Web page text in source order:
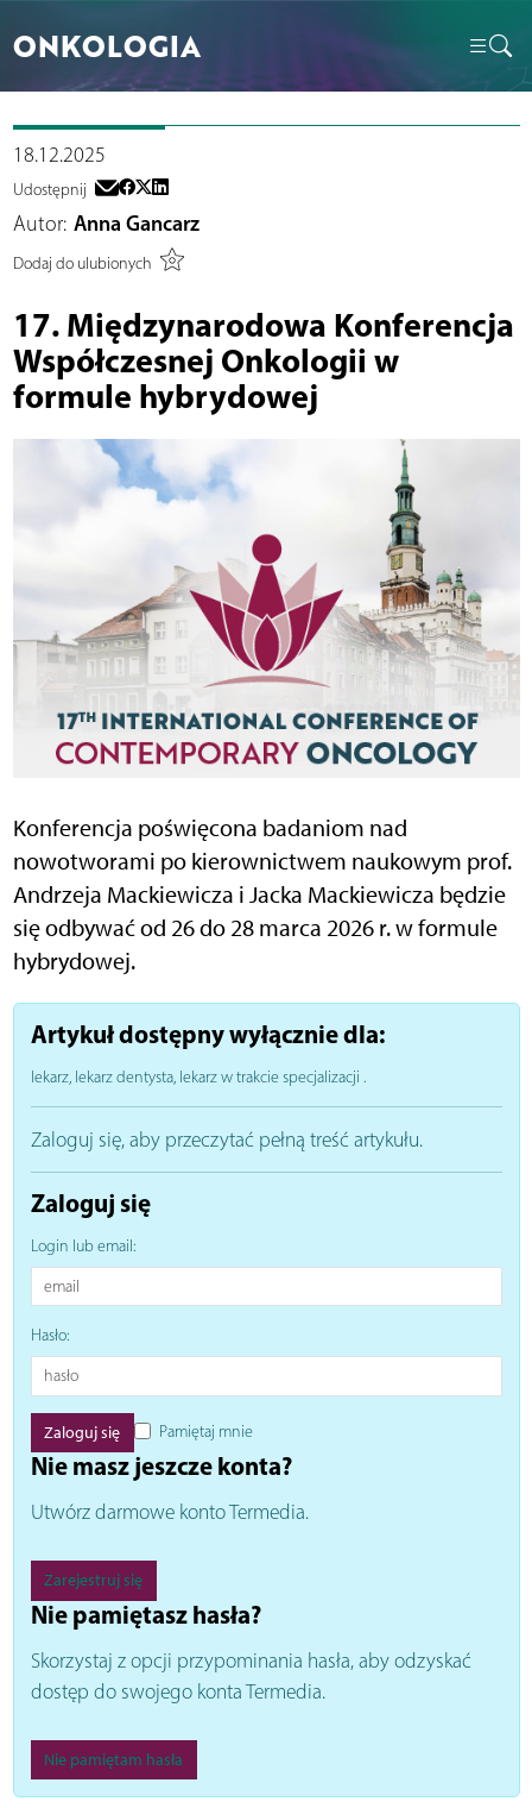
ONKOLOGIA
18.12.2025
Udostępnij
Autor: Anna Gancarz
Dodaj do ulubionych
17. Międzynarodowa Konferencja
Współczesnej Onkologii w
formule hybrydowej
Konferencja poświęcona badaniom nad
nowotworami po kierownictwem naukowym prof.
Andrzeja Mackiewicza i Jacka Mackiewicza będzie
się odbywać od 26 do 28 marca 2026 r. w formule
hybrydowej.
Artykuł dostępny wyłącznie dla:
lekarz, lekarz dentysta, lekarz w trakcie specjalizacji .
Zaloguj się, aby przeczytać pełną treść artykułu.
Zaloguj się
Login lub email:
Hasło:
Pamiętaj mnie
Nie masz jeszcze konta?
Utwórz darmowe konto Termedia.
Zarejestruj się
Nie pamiętasz hasła?
Skorzystaj z opcji przypominania hasła, aby odzyskać
dostęp do swojego konta Termedia.
Nie pamiętam hasła